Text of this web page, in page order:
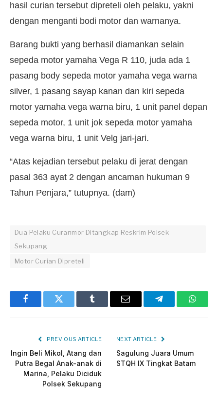
hasil curian tersebut dipreteli oleh pelaku, yakni
dengan menganti bodi motor dan warnanya.
Barang bukti yang berhasil diamankan selain
sepeda motor yamaha Vega R 110, juda ada 1
pasang body sepeda motor yamaha vega warna
silver, 1 pasang sayap kanan dan kiri sepeda
motor yamaha vega warna biru, 1 unit panel depan
sepeda motor, 1 unit jok sepeda motor yamaha
vega warna biru, 1 unit Velg jari-jari.
“Atas kejadian tersebut pelaku di jerat dengan
pasal 363 ayat 2 dengan ancaman hukuman 9
Tahun Penjara,” tutupnya. (dam)
Dua Pelaku Curanmor Ditangkap Reskrim Polsek
Sekupang
Motor Curian Dipreteli
FacebookTwitter Tumblr Email Telegram
PREVIOUS ARTICLE
Ingin Beli Mikol, Atang dan
Putra Begal Anak-anak di
Marina, Pelaku Diciduk
Polsek Sekupang
NEXT ARTICLE
Sagulung Juara Umum
STQH IX Tingkat Batam